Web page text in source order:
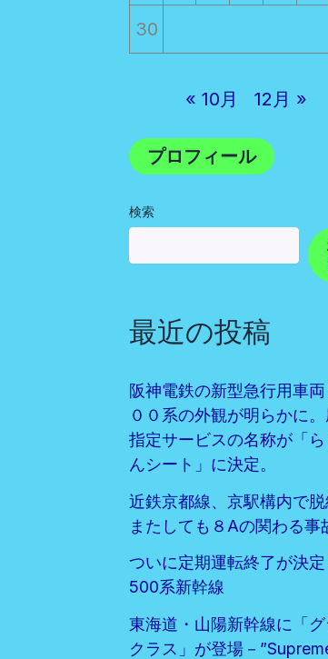
30
« 10月 12月 »
プロフィール
検索
最近の投稿
阪神電鉄の新型急行用車両
００系の外観が明らかに
指定サービスの名称が「
んシート」に決定。
近鉄京都線、京駅構内で脱
またしても８Aの関わる事
ついに定期運転終了が決定
500系新幹線
東海道・山陽新幹線に「
クラス」が登場－